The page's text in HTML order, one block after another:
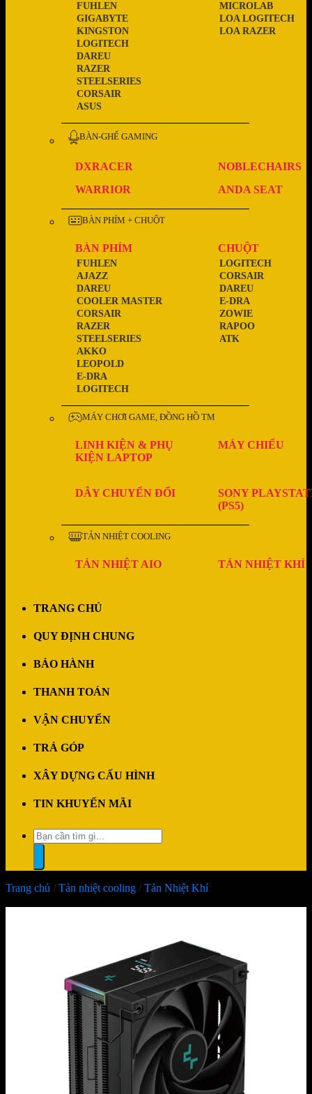
ASUS
CORSAIR
STEELSERIES
RAZER
DAREU
LOGITECH
KINGSTON
GIGABYTE
FUHLEN
LOA RAZER
LOA LOGITECH
MICROLAB
BÀN-GHẾ GAMING
DXRACER
NOBLECHAIRS
WARRIOR
ANDA SEAT
BÀN PHÍM + CHUỘT
BÀN PHÍM
LOGITECH
E-DRA
LEOPOLD
AKKO
STEELSERIES
RAZER
CORSAIR
COOLER MASTER
DAREU
AJAZZ
FUHLEN
CHUỘT
ATK
RAPOO
ZOWIE
E-DRA
DAREU
CORSAIR
LOGITECH
MÁY CHƠI GAME, ĐỒNG HỒ TM
LINH KIỆN & PHỤ
KIỆN LAPTOP
MÁY CHIẾU
DÂY CHUYỂN ĐỔI
SONY
(PS5)
TẢN NHIỆT COOLING
TẢN NHIỆT AIO TẢN NHIỆT KHÍ
TRANG CHỦ
QUY ĐỊNH CHUNG
BẢO HÀNH
THANH TOÁN
VẬN CHUYỂN
TRẢ GÓP
XÂY DỰNG CẤU HÌNH
TIN KHUYẾN MÃI
Tìm
kiếm:
Trang chủ / Tản nhiệt cooling / Tản Nhiệt Khí